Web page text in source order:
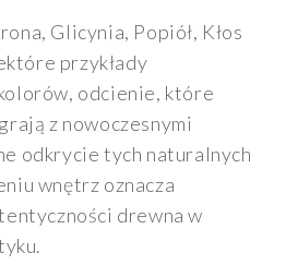
Glicynia, Popiół, Kłos
przykłady
odcienie, które
z nowoczesnymi
odkrycie tych naturalnych
wnętrz oznacza
drewna w